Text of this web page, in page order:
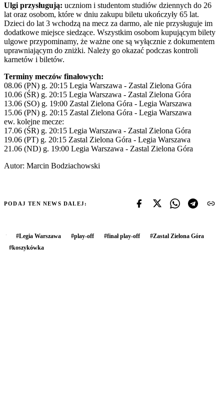
Ulgi przysługują: uczniom i studentom studiów dziennych do 26
lat oraz osobom, które w dniu zakupu biletu ukończyły 65 lat.
Dzieci do lat 3 wchodzą na mecz za darmo, ale nie przysługuje im
dodatkowe miejsce siedzące. Wszystkim osobom kupującym bilety
ulgowe przypominamy, że ważne one są wyłącznie z dokumentem
uprawniającym do zniżki. Należy go okazać podczas kontroli
karnetów i biletów.
Terminy meczów finałowych:
08.06 (PN) g. 20:15 Legia Warszawa - Zastal Zielona Góra
10.06 (ŚR) g. 20:15 Legia Warszawa - Zastal Zielona Góra
13.06 (SO) g. 19:00 Zastal Zielona Góra - Legia Warszawa
15.06 (PN) g. 20:15 Zastal Zielona Góra - Legia Warszawa
ew. kolejne mecze:
17.06 (ŚR) g. 20:15 Legia Warszawa - Zastal Zielona Góra
19.06 (PT) g. 20:15 Zastal Zielona Góra - Legia Warszawa
21.06 (ND) g. 19:00 Legia Warszawa - Zastal Zielona Góra
Autor: Marcin Bodziachowski
PODAJ TEN NEWS DALEJ:
#Legia Warszawa #play-off #finał play-off #Zastal Zielona Góra
#koszykówka